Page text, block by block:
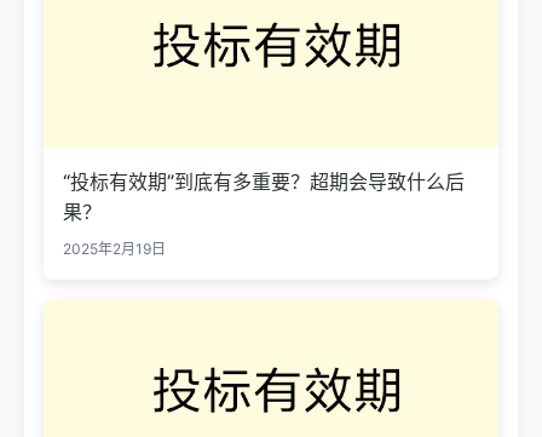
“投标有效期”到底有多重要？超期会导致什么后
果？
2025年2月19日